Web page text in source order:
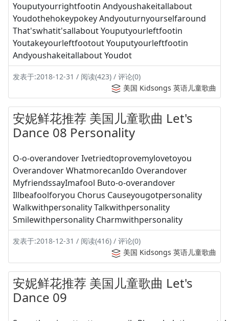
Youputyourrightfootin Andyoushakeitallabout
Youdothehokeypokey Andyouturnyourselfaround
That'swhatit'sallabout Youputyourleftfootin
Youtakeyourleftfootout Youputyourleftfootin
Andyoushakeitallabout Youdot
发表于:2018-12-31 / 阅读(423) / 评论(0)
美国 Kidsongs 英语儿童歌曲
安妮鲜花推荐 美国儿童歌曲 Let's
Dance 08 Personality
O-o-overandover Ivetriedtoprovemylovetoyou
Overandover WhatmorecanIdo Overandover
MyfriendssayImafool Buto-o-overandover
Illbeafoolforyou Chorus Causeyougotpersonality
Walkwithpersonality Talkwithpersonality
Smilewithpersonality Charmwithpersonality
发表于:2018-12-31 / 阅读(416) / 评论(0)
美国 Kidsongs 英语儿童歌曲
安妮鲜花推荐 美国儿童歌曲 Let's
Dance 09